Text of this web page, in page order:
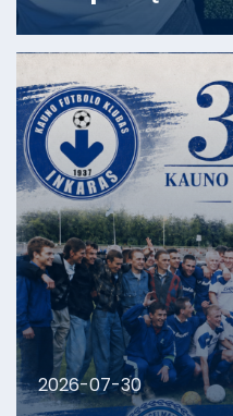
2026-07-30